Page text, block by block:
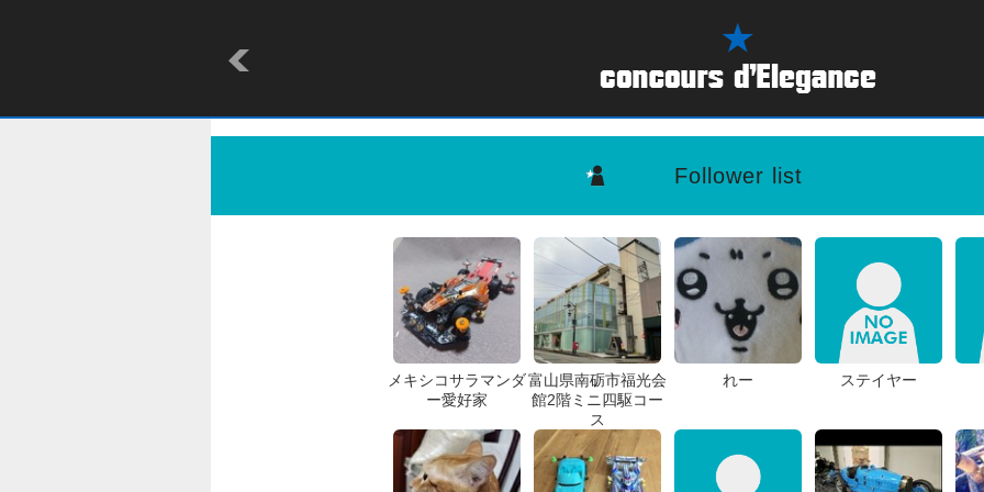
Follower list
メキシコサラマンダ
ー愛好家
富山県南砺市福光会
館2階ミニ四駆コー
ス
れー ステイヤー